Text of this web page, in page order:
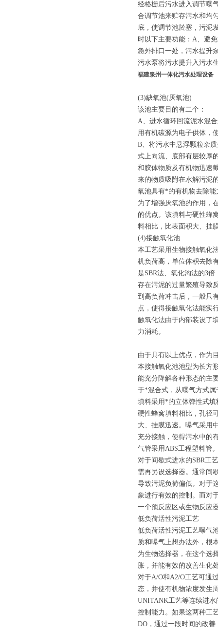
经格栅后污水进入调节曝
合调节池来贮存污水和均
底，使调节池於塞，污泥
时以下主要功能：A、避
急外排口一处，污水提升
污水泵将污水提升入污水
福建泉州一体化污水处理设备
(3)缺氧池(厌氧池)
该池主要目的有二个：
A、进水循环回流泥水混
用有机碳源为电子供体，
B、将污水中悬浮颗粒杂
式上向流、底部有层较厚
和胶体物质及有机物迅速
来的物质吸附在水解污泥
氧池具有*的有机物去除能
为了增强厌氧池的作用，
的优点。该填料与硬性蜂
料相比，比表面积大、挂
(4)接触氧化池
本工艺采用生物接触氧化
机负荷高，单位体积去除
是SBR法、氧化沟法的3
存在污泥的过量繁殖导致
到高负荷冲击后，一般只
点，使得接触氧化法能实
触氧化法由于内部装设了
力消耗。
由于具有以上优点，作为
本接触氧化池池型为长方
能充分降解各种形态的主
于*混合式，从曝气方式
填料采用*的立体弹性式
硬性蜂窝填料相比，孔径
大、挂膜迅速。曝气采用
充分接触，使得污水中的
气管采用ABS工程塑料管
对于间歇式进水的SBR工
需再另设选择器。通常间
导致污泥负荷偏低。对于
象进行有效的控制。而对
一个预反应区或生物反应
低负荷活性污泥工艺
低负荷活性污泥工艺曝气
质和曝气上想办法外，根
为生物选择器，在这个选
胀，并能有效的改善生化
对于A/O和A2/O工艺可通
态，并使有机物浓度发生
UNITANK工艺等连续进水
控制能力。如果这两种工
DO，通过一段时间的改